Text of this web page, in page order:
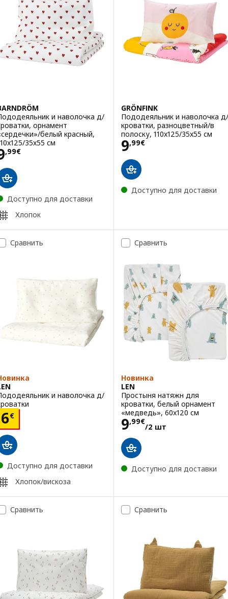
и наволочка д/
орнамент
белый красный,
35x55 см
,99€ 9,99€
Доступно для доставки
Хлопок
GRÖNFINK
Пододеяльник и наволочка д/
кроватки, разноцветный/в
полоску, 110x125/35x55 см
9,99€
Цена 9,99€
Доступно для доставки
Сравнить
и наволочка д/
6€ 6€
Доступно для доставки
Хлопок/вискоза
Сравнить
Новинка
LEN
Простыня натяжн для
кроватки, белый орнамент
«медведь», 60x120 см
9,99€
/2 шт
Цена 9,99€/2
Доступно для доставки
Сравнить Сравнить